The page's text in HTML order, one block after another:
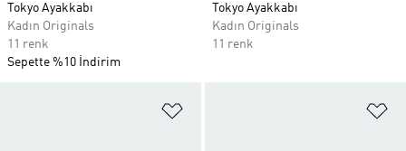
Tokyo Ayakkabı
Kadın Originals
11 renk
Sepette %10 İndirim
Tokyo Ayakkabı
Kadın Originals
11 renk